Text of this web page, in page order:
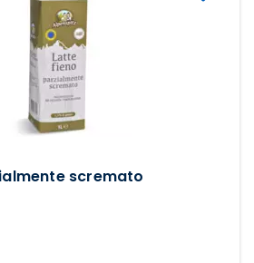
scremato